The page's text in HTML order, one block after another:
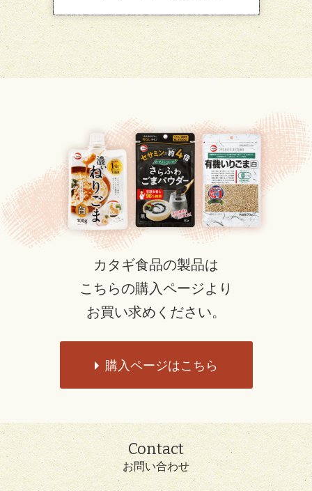
カタギ食品の製品は
こちらの購入ページより
お買い求めください。
購入ページはこちら
Contact
お問い合わせ